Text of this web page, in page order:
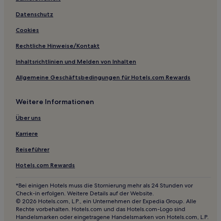
Hotels nahe Station Rondizzoni
Santiago Hotels
Provinz Santiago: Hotels
Hotels nahe University of Santiago-Chile
Hotels nahe Kirche San Francisco
Hotels nahe Station Santa Lucia
Hotels nahe Museum der Erinnerung und der
Metropolregion Santiago: Hotels
Patronato: Hotels
Renca: Hotels
Hotels nahe Piscina Antilen
Datenschutz
Cookies
Rechtliche Hinweise/Kontakt
Inhaltsrichtlinien und Melden von Inhalten
Allgemeine Geschäftsbedingungen für Hotels.com Rewards
Weitere Informationen
Über uns
Karriere
Reiseführer
Hotels.com Rewards
*Bei einigen Hotels muss die Stornierung mehr als 24 Stunden vor
Check-in erfolgen. Weitere Details auf der Website.
© 2026 Hotels.com, L.P., ein Unternehmen der Expedia Group. Alle
Rechte vorbehalten. Hotels.com und das Hotels.com-Logo sind
Handelsmarken oder eingetragene Handelsmarken von Hotels.com, L.P.